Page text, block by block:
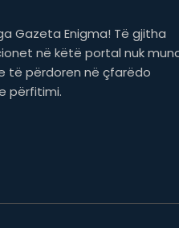
Gazeta Enigma! Të gjitha
në këtë portal nuk
të përdoren në çfarëdo
përfitimi.